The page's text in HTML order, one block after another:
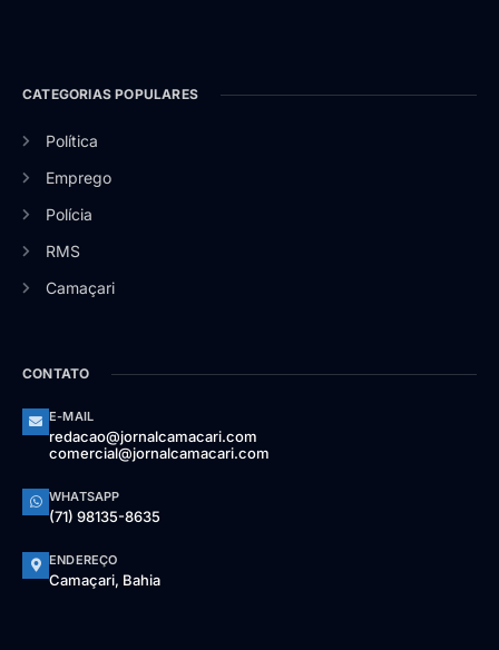
CATEGORIAS POPULARES
Política
Emprego
Polícia
RMS
Camaçari
CONTATO
E-MAIL
redacao@jornalcamacari.com
comercial@jornalcamacari.com
WHATSAPP
(71) 98135-8635
ENDEREÇO
Camaçari, Bahia